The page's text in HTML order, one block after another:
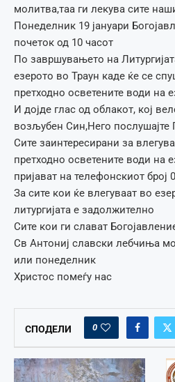
молитва,таа ги лекува сите
Понеделник 19 јануари
почеток од 10 часот
По завршувањето на
езерото во Траун каде ќе се
претходно осветените води на
И дојде глас од облакот, кој
возљубен Син,Него по­слушајте
Сите заинтересирани за
претходно осветените води на
пријават на телефонскиот број
За сите кои ќе влегуваат во
литургијата е задолжително
Сите кои ги слават
Св Антониј славски лебчиња
или понеделник
Христос помеѓу нас
СПОДЕЛИ 0